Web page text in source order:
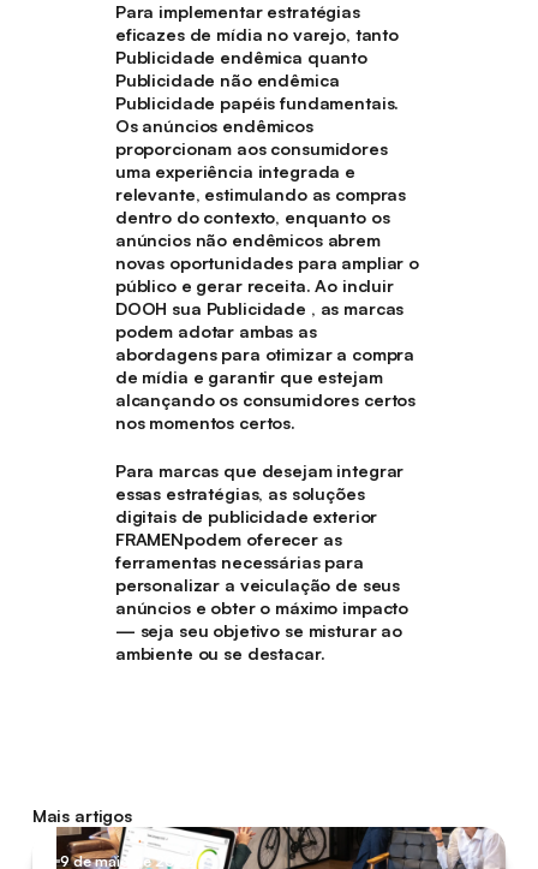
Para implementar estratégias
eficazes de mídia no varejo, tanto
Publicidade endêmica quanto
Publicidade não endêmica
Publicidade papéis fundamentais.
Os anúncios endêmicos
proporcionam aos consumidores
uma experiência integrada e
relevante, estimulando as compras
dentro do contexto, enquanto os
anúncios não endêmicos abrem
novas oportunidades para ampliar o
público e gerar receita. Ao incluir
DOOH sua Publicidade , as marcas
podem adotar ambas as
abordagens para otimizar a compra
de mídia e garantir que estejam
alcançando os consumidores certos
nos momentos certos.
Para marcas que desejam integrar
essas estratégias, as soluções
digitais de publicidade exterior
FRAMENpodem oferecer as
ferramentas necessárias para
personalizar a veiculação de seus
anúncios e obter o máximo impacto
— seja seu objetivo se misturar ao
ambiente ou se destacar.
Mais artigos
9 de maio de 2022